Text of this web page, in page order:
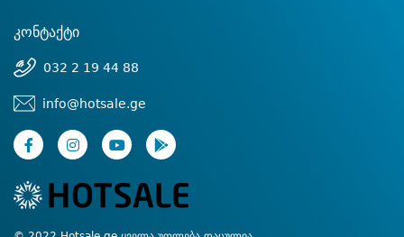
კონტაქტი
032 2 19 44 88
info@hotsale.ge